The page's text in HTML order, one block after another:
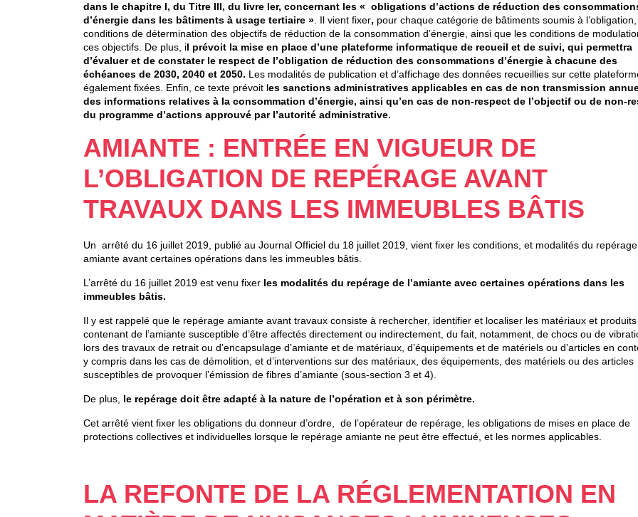
dans le chapitre I, du Titre III, du livre Ier, concernant les « obligations d’actions de réduction des
d’énergie dans les bâtiments à usage tertiaire ». Il vient fixer, pour chaque catégorie de bâtiments soumis à
conditions de détermination des objectifs de réduction de la consommation d’énergie, ainsi que les conditions de
ces objectifs. De plus, il prévoit la mise en place d’une plateforme informatique de recueil et de suivi, qui permettra
d’évaluer et de constater le respect de l’obligation de réduction des consommations d’énergie à chacune des
échéances de 2030, 2040 et 2050. Les modalités de publication et d’affichage des données recueillies sur cette
également fixées. Enfin, ce texte prévoit les sanctions administratives applicables en cas de non transmission
des informations relatives à la consommation d’énergie, ainsi qu’en cas de non-respect de l’objectif ou de non-
du programme d’actions approuvé par l’autorité administrative.
AMIANTE : ENTRÉE EN VIGUEUR DE
L’OBLIGATION DE REPÉRAGE AVANT
TRAVAUX DANS LES IMMEUBLES BÂTIS
Un arrêté du 16 juillet 2019, publié au Journal Officiel du 18 juillet 2019, vient fixer les conditions, et modalités du repérage
amiante avant certaines opérations dans les immeubles bâtis.
L’arrêté du 16 juillet 2019 est venu fixer les modalités du repérage de l’amiante avec certaines opérations dans les
immeubles bâtis.
Il y est rappelé que le repérage amiante avant travaux consiste à rechercher, identifier et localiser les matériaux et produits
contenant de l’amiante susceptible d’être affectés directement ou indirectement, du fait, notamment, de chocs ou de
lors des travaux de retrait ou d’encapsulage d’amiante et de matériaux, d’équipements et de matériels ou d’articles en
y compris dans les cas de démolition, et d’interventions sur des matériaux, des équipements, des matériels ou des articles
susceptibles de provoquer l’émission de fibres d’amiante (sous-section 3 et 4).
De plus, le repérage doit être adapté à la nature de l’opération et à son périmètre.
Cet arrêté vient fixer les obligations du donneur d’ordre, de l’opérateur de repérage, les obligations de mises en place de
protections collectives et individuelles lorsque le repérage amiante ne peut être effectué, et les normes applicables.
LA REFONTE DE LA RÉGLEMENTATION EN